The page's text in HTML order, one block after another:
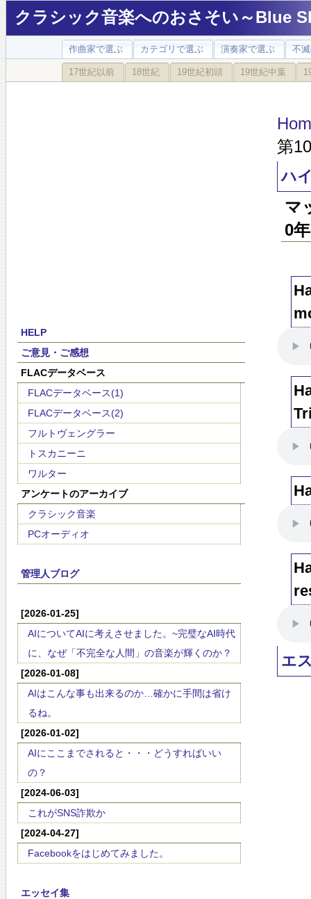
クラシック音楽へのおさそい～Blue
作曲家で選ぶ カテゴリで選ぶ 演奏家で選ぶ 不
17世紀以前 18世紀 19世紀初頭 19世紀中葉
HELP
ご意見・ご感想
FLACデータベース
FLACデータベース(1)
FLACデータベース(2)
フルトヴェングラー
トスカニーニ
ワルター
アンケートのアーカイブ
クラシック音楽
PCオーディオ
管理人ブログ
[2026-01-25]
AIについてAIに考えさせました。~完璧なAI時代
に、なぜ「不完全な人間」の音楽が輝くのか？
[2026-01-08]
AIはこんな事も出来るのか…確かに手間は省け
るね。
[2026-01-02]
AIにここまでされると・・・どうすればいい
の？
[2024-06-03]
これがSNS詐欺か
[2024-04-27]
Facebookをはじめてみました。
エッセイ集
第
ハ
マ
0
エ